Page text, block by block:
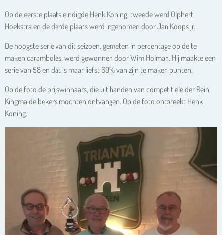
Op de eerste plaats eindigde Henk Koning, tweede werd Olphert
Hoekstra en de derde plaats werd ingenomen door Jan Koops jr.
De hoogste serie van dit seizoen, gemeten in percentage op de te
maken caramboles, werd gewonnen door Wim Holman. Hij maakte een
serie van 58 en dat is maar liefst 69% van zijn te maken punten.
Op de foto de prijswinnaars, die uit handen van competitieleider Rein
Kingma de bekers mochten ontvangen. Op de foto ontbreekt Henk
Koning.